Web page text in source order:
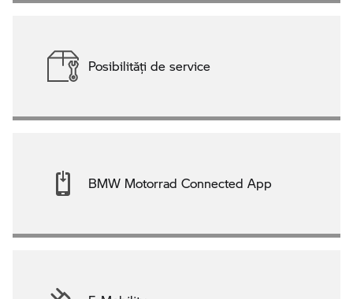
Posibilităţi de service
BMW Motorrad Connected App